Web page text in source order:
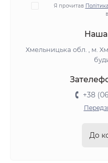
Я прочитав
Наша
Хмельницька обл. , м.
+38
До